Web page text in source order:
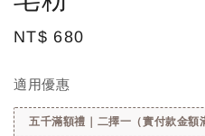
Regular
NT$ 680
適用優惠
五千滿額禮｜二擇一（實付款金額